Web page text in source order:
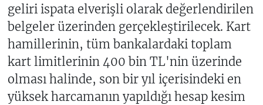
geliri ispata elverişli olarak değerlendirilen
belgeler üzerinden gerçekleştirilecek. Kart
hamillerinin, tüm bankalardaki toplam
kart limitlerinin 400 bin TL'nin üzerinde
olması halinde, son bir yıl içerisindeki en
yüksek harcamanın yapıldığı hesap kesim